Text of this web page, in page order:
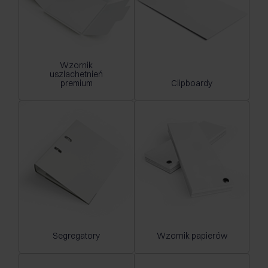
Wzornik
uszlachetnień
premium
Clipboardy
Segregatory Wzornik papierów